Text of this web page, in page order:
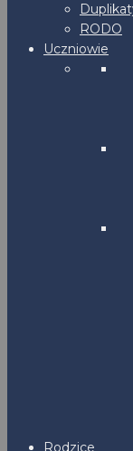
RODO
Uczniowie
Rodzice